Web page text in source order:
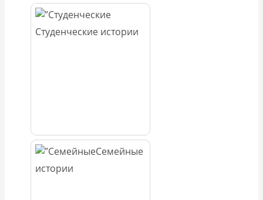
Студенческие истории
Семейные
истории